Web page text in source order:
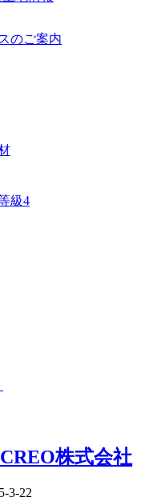
級4
3-22